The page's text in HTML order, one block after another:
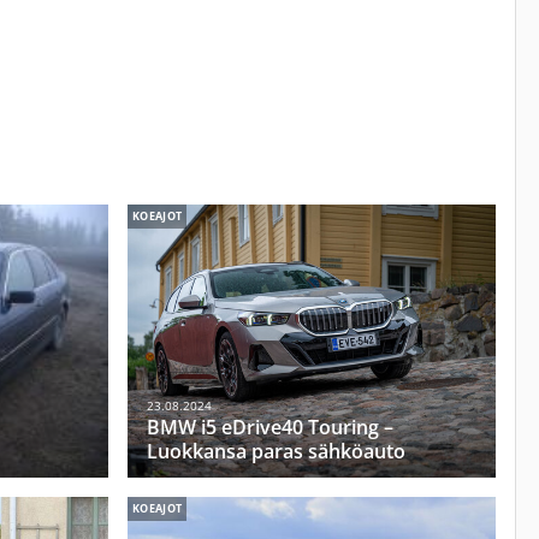
KOEAJOT
23.08.2024
BMW i5 eDrive40 Touring –
Luokkansa paras sähköauto
KOEAJOT